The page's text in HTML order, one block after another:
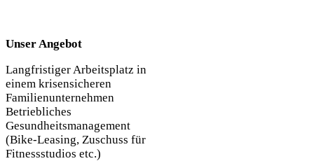
Unser Angebot
Langfristiger Arbeitsplatz in
einem krisensicheren
Familienunternehmen
Betriebliches
Gesundheitsmanagement
(Bike-Leasing, Zuschuss für
Fitnessstudios etc.)